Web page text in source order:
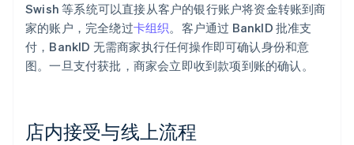
Swish 等系统可以直接从客户的银行账户将资金转账到商
家的账户，完全绕过卡组织。客户通过 BankID 批准支
付，BankID 无需商家执行任何操作即可确认身份和意
图。一旦支付获批，商家会立即收到款项到账的确认。
店内接受与线上流程